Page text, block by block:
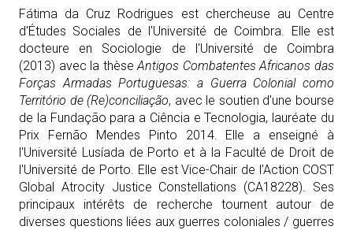
Fátima da Cruz Rodrigues est chercheuse au Centre
d'Études Sociales de l'Université de Coimbra. Elle est
docteure en Sociologie de l'Université de Coimbra
(2013) avec la thèseAntigos Combatentes Africanos das
Forças Armadas Portuguesas: a Guerra Colonial como
Território de (Re)conciliação, avec le soutien d'une bourse
de la Fundação para a Ciência e Tecnologia, lauréate du
Prix Fernão Mendes Pinto 2014. Elle a enseigné à
l'Université Lusíada de Porto et à la Faculté de Droit de
l'Université de Porto. Elle est Vice-Chair de l’Action COST
Global Atrocity Justice Constellations (CA18228). Ses
principaux intérêts de recherche tournent autour de
diverses questions liées aux guerres coloniales / guerres